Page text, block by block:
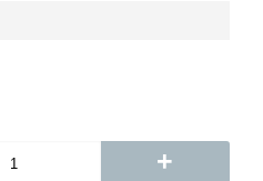
+